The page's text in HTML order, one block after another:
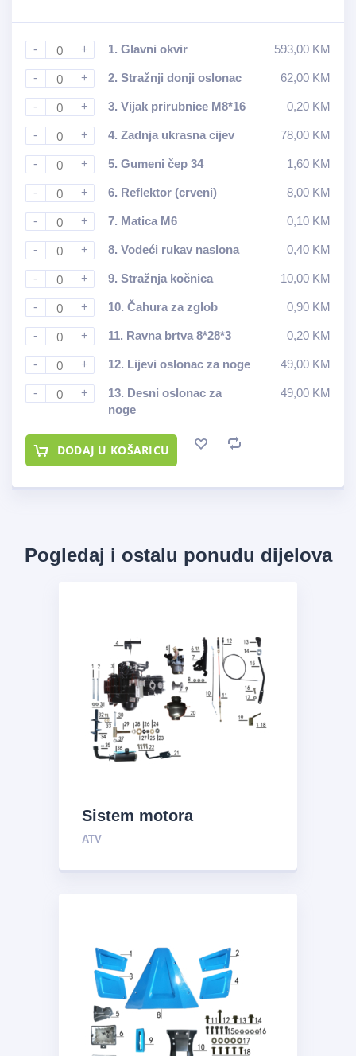
- + 1. Glavni okvir 593,00 KM
- + 2. Stražnji donji oslonac 62,00 KM
- + 3. Vijak prirubnice M8*16 0,20 KM
- + 4. Zadnja ukrasna cijev 78,00 KM
- + 5. Gumeni čep 34 1,60 KM
- + 6. Reflektor (crveni) 8,00 KM
- + 7. Matica M6 0,10 KM
- + 8. Vodeći rukav naslona 0,40 KM
- + 9. Stražnja kočnica 10,00 KM
- + 10. Čahura za zglob 0,90 KM
- + 11. Ravna brtva 8*28*3 0,20 KM
- + 12. Lijevi oslonac za noge 49,00 KM
- + 13. Desni oslonac za
noge
49,00 KM
DODAJ U KOŠARICU
Pogledaj i ostalu ponudu dijelova
Sistem motora
ATV